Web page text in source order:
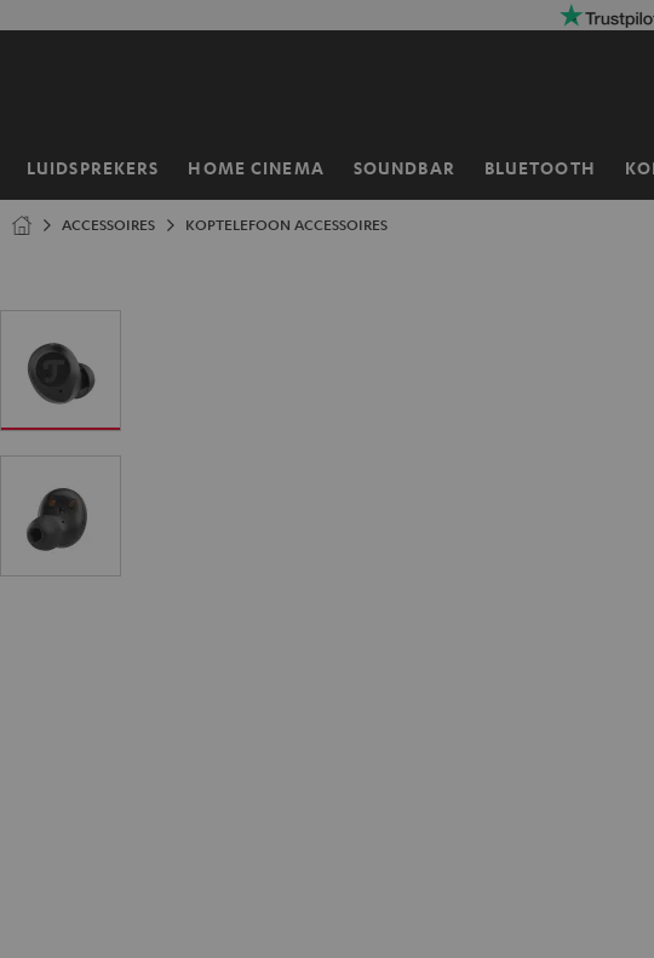
LUIDSPREKERS HOME CINEMA SOUNDBAR BLUETOOTH
Home
ACCESSOIRES KOPTELEFOON ACCESSOIRES